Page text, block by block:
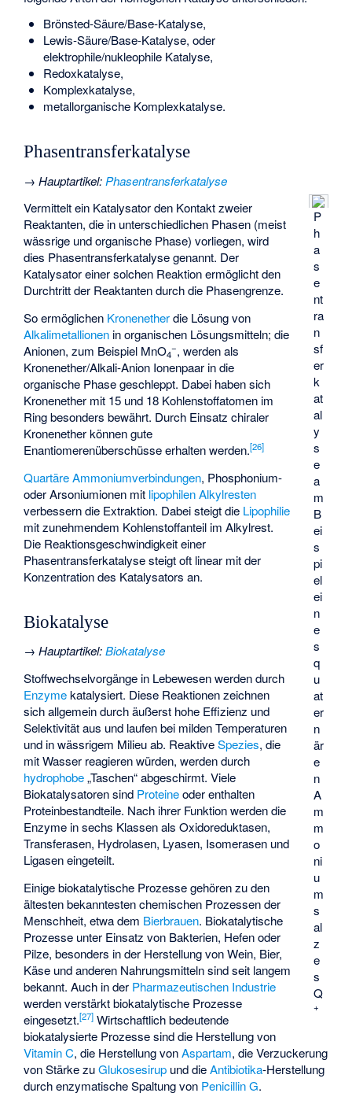
Brönsted-Säure/Base-Katalyse,
Lewis-Säure/Base-Katalyse, oder
elektrophile/nukleophile Katalyse,
Redoxkatalyse,
Komplexkatalyse,
metallorganische Komplexkatalyse.
Phasentransferkatalyse
→Hauptartikel: Phasentransferkatalyse
P
h
a
s
e
nt
ra
n
sf
er
k
at
al
y
s
e
a
m
B
ei
s
pi
el
ei
n
e
s
q
u
at
er
n
är
e
n
A
m
m
o
ni
u
m
s
al
z
e
s
Q
+
Vermittelt ein Katalysator den Kontakt zweier
Reaktanten, die in unterschiedlichen Phasen (meist
wässrige und organische Phase) vorliegen, wird
dies Phasentransferkatalyse genannt. Der
Katalysator einer solchen Reaktion ermöglicht den
Durchtritt der Reaktanten durch die Phasengrenze.
So ermöglichen Kronenetherdie Lösung von
Alkalimetallionen in organischen Lösungsmitteln; die
Anionen, zum Beispiel MnO4
−, werden als
Kronenether/Alkali-Anion Ionenpaar in die
organische Phase geschleppt. Dabei haben sich
Kronenether mit 15 und 18 Kohlenstoffatomen im
Ring besonders bewährt. Durch Einsatz chiraler
Kronenether können gute
Enantiomerenüberschüsse erhalten werden.[26]
Quartäre Ammoniumverbindungen, Phosphonium-
oder Arsoniumionen mit lipophilen Alkylresten
verbessern die Extraktion. Dabei steigt die Lipophilie
mit zunehmendem Kohlenstoffanteil im Alkylrest.
Die Reaktionsgeschwindigkeit einer
Phasentransferkatalyse steigt oft linear mit der
Konzentration des Katalysators an.
Biokatalyse
→Hauptartikel:Biokatalyse
Stoffwechselvorgänge in Lebewesen werden durch
Enzymekatalysiert. Diese Reaktionen zeichnen
sich allgemein durch äußerst hohe Effizienz und
Selektivität aus und laufen bei milden Temperaturen
und in wässrigem Milieu ab. ReaktiveSpezies, die
mit Wasser reagieren würden, werden durch
hydrophobe„Taschen“ abgeschirmt. Viele
Biokatalysatoren sind Proteineoder enthalten
Proteinbestandteile. Nach ihrer Funktion werden die
Enzyme in sechs Klassen als Oxidoreduktasen,
Transferasen, Hydrolasen, Lyasen, Isomerasen und
Ligasen eingeteilt.
Einige biokatalytische Prozesse gehören zu den
ältesten bekanntesten chemischen Prozessen der
Menschheit, etwa dem Bierbrauen. Biokatalytische
Prozesse unter Einsatz von Bakterien, Hefen oder
Pilze, besonders in der Herstellung von Wein, Bier,
Käse und anderen Nahrungsmitteln sind seit langem
bekannt. Auch in der Pharmazeutischen Industrie
werden verstärkt biokatalytische Prozesse
eingesetzt.[27] Wirtschaftlich bedeutende
biokatalysierte Prozesse sind die Herstellung von
Vitamin C, die Herstellung vonAspartam, die Verzuckerung
von Stärke zuGlukosesirup und dieAntibiotika-Herstellung
durch enzymatische Spaltung von Penicillin G.